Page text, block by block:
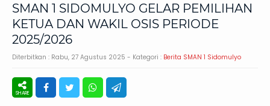
SMAN 1 SIDOMULYO GELAR PEMILIHAN
KETUA DAN WAKIL OSIS PERIODE
2025/2026
Diterbitkan : Rabu, 27 Agustus 2025 - Kategori : Berita SMAN 1 Sidomulyo